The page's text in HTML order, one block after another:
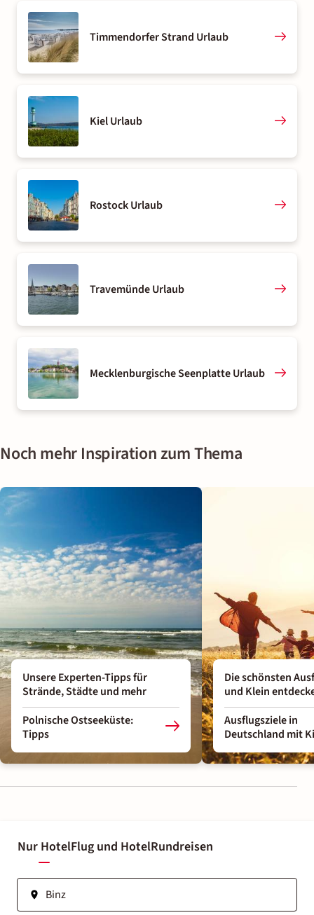
Timmendorfer Strand Urlaub
Kiel Urlaub
Rostock Urlaub
Travemünde Urlaub
Mecklenburgische Seenplatte Urlaub
Noch mehr Inspiration zum Thema
Unsere Experten-Tipps für
Strände, Städte und mehr
Polnische Ostseeküste:
Tipps
Die schönsten
und Klein
Ausflugsziele in
Deutschland mit
Nur HotelFlug und HotelRundreisen